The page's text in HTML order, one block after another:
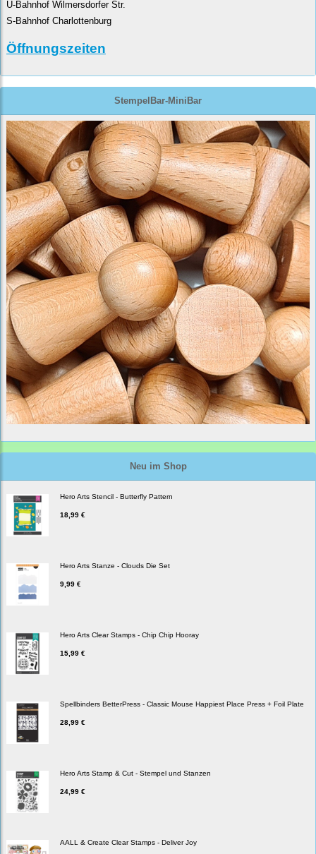
U-Bahnhof Wilmersdorfer Str.
S-Bahnhof Charlottenburg
Öffnungszeiten
StempelBar-MiniBar
Neu im Shop
Hero Arts Stencil - Butterfly Pattern
18,99 €
Hero Arts Stanze - Clouds Die Set
9,99 €
Hero Arts Clear Stamps - Chip Chip Hooray
15,99 €
Spellbinders BetterPress - Classic Mouse Happiest Place Press + Foil Plate
28,99 €
Hero Arts Stamp & Cut - Stempel und Stanzen
24,99 €
AALL & Create Clear Stamps - Deliver Joy